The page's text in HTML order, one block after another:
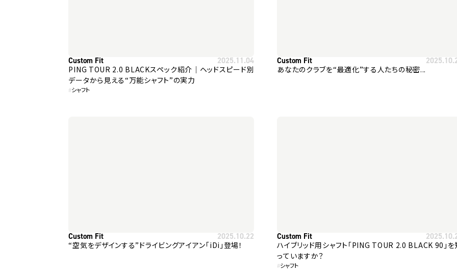
Custom Fit 2025.11.04
PING TOUR 2.0 BLACKスペック紹介｜ヘッドスピード別
データから見える“万能シャフト”の実力
#シャフト
Custom Fit
あなたのクラブを“最適化”する人たちの秘密...
Custom Fit 2025.10.22
“空気をデザインする”ドライビングアイアン「iDi」登場！
Custom Fit
ハイブリッド用シャフト「PING TOUR 2.0 BLACK 90」
っていますか？
#シャフト